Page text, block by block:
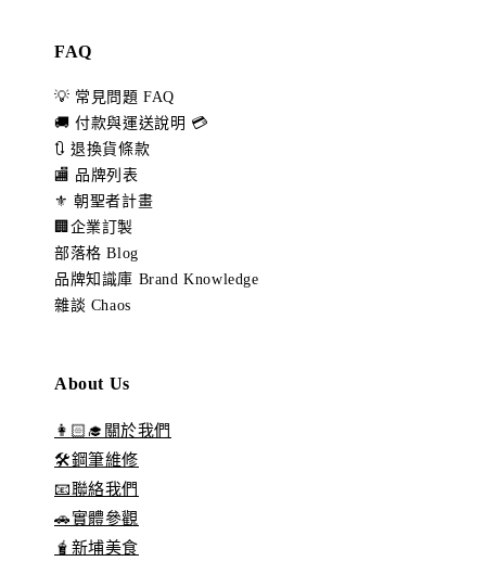
FAQ
💡 常見問題 FAQ
🚚 付款與運送說明 💳
🔃 退換貨條款
🏬 品牌列表
⚜️ 朝聖者計畫
🏢企業訂製
部落格 Blog
品牌知識庫 Brand Knowledge
雜談 Chaos
About Us
👩🏻‍🎓關於我們
🛠️鋼筆維修
📧聯絡我們
🚗實體參觀
🧋新埔美食